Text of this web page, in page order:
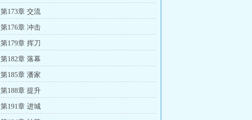
第173章 交流
第176章 冲击
第179章 挥刀
第182章 落幕
第185章 潘家
第188章 提升
第191章 进城